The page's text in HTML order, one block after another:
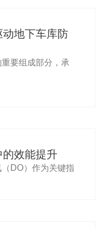
地下车库防
要组成部分，承
效能提升
DO）作为关键指